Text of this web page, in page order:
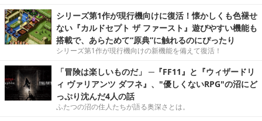
シリーズ第1作が現行機向けに復活！懐かしくも色褪せ
ない『カルドセプト ザ ファースト』遊びやすい機能も
搭載で、あらためて“原典”に触れるのにぴったり
シリーズ第1作が現行機向けの新機能を備えて復活！
「冒険は楽しいものだ」 ─『FF11』と『ウィザードリ
ィ ヴァリアンツ ダフネ』、"優しくないRPG"の沼にど
っぷり沈んだ4人の話
ふたつの沼の住人たちが語る奥深さとは。